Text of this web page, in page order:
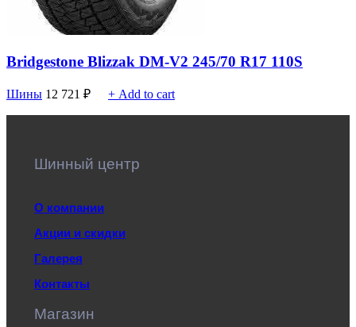
Bridgestone Blizzak DM-V2 245/70 R17 110S
Шины 12 721 ₽ + Add to cart
Шинный центр
О компании
Акции и скидки
Галерея
Контакты
Магазин